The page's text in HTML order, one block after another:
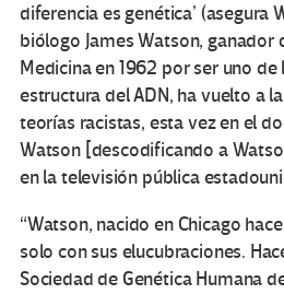
diferencia es genética’ (asegura
biólogo James Watson, ganador
Medicina en 1962 por ser uno
estructura del ADN, ha vuelto a
teorías racistas, esta vez en el
Watson [descodificando a
en la televisión pública
“Watson, nacido en Chicago
solo con sus elucubraciones.
Sociedad de Genética Humana